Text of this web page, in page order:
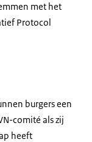
met het
Protocol
burgers een
comité als zij
heeft